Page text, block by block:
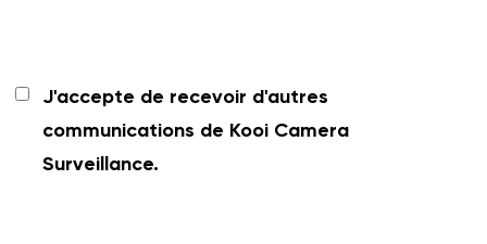
J'accepte de recevoir d'autres
communications de Kooi Camera
Surveillance.